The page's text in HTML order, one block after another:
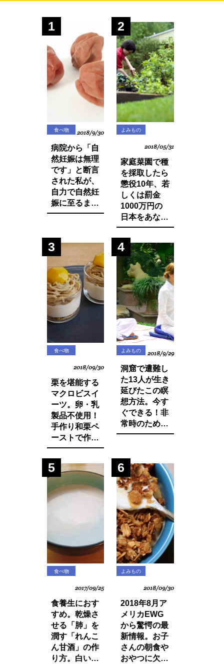
1
食べ物 2018/9/30
病院から「自
然妊娠は無理
です」と断言
された私が、
自力で自然妊
娠に至るまで
に実践した生
物の改善・身
体の変化につ
いてお話しし
ます。
2
よみもの
2018/05/31
家庭菜園で種
を採取したら
懲役10年、若
しくは罰金
1000万円の
日本をあなた
は想像できま
すか？今まで
登録品種のみ
禁止されてい
た種採りや脇
芽挿しが原則
禁止の方向
に・・？
3
食べ物
2018/09/30
栗を堪能する
マクロビスイ
ーツ。卵・乳
製品不使用！
手作り和栗ペ
ーストで作る
モンブランパ
フェの作り方
4
よみもの 2018/9/29
洞窟で遭難し
た13人が生き
延びたこの瞑
想方法。今す
ぐできる！非
常時のために
知っておきた
マネージ。
5
食べ物
2017/09/25
食養生におす
すめ。乾燥さ
せる「肺」を
潤す「れんこ
ん甘酒」の作
り方。白い食
6
よみもの
2018/09/30
2018年8月ア
メリカEWG
から驚愕の最
新情報。お子
さんの朝食や
おやつに欠か